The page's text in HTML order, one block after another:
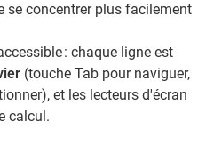
se concentrer plus facilement
: chaque ligne est
(touche Tab pour naviguer,
et les lecteurs d'écran
calcul.